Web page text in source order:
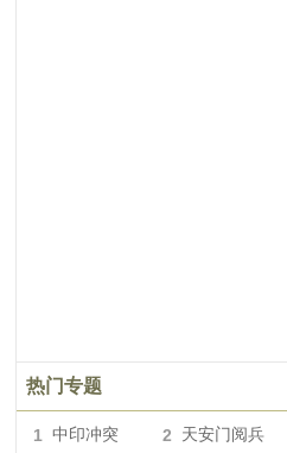
热门专题
1 中印冲突 2 天安门阅兵